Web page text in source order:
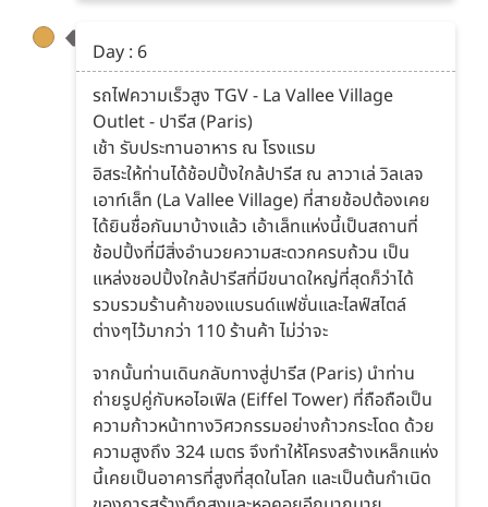
Day : 6
รถไฟความเร็วสูง TGV - La Vallee Village
Outlet - ปารีส (Paris)
เช้า รับประทานอาหาร ณ โรงแรม
อิสระให้ท่านได้ช้อปปิ้งใกล้ปารีส ณ ลาวาเล่ วิลเลจ
เอาท์เล็ท (La Vallee Village) ที่สายช้อปต้องเคย
ได้ยินชื่อกันมาบ้างแล้ว เอ้าเล็ทแห่งนี้เป็นสถานที่
ช้อปปิ้งที่มีสิ่งอำนวยความสะดวกครบถ้วน เป็น
แหล่งชอปปิ้งใกล้ปารีสที่มีขนาดใหญ่ที่สุดก็ว่าได้
รวบรวมร้านค้าของแบรนด์แฟชั่นและไลฟ์สไตล์
ต่างๆไว้มากว่า 110 ร้านค้า ไม่ว่าจะ
จากนั้นท่านเดินกลับทางสู่ปารีส (Paris) นำท่าน
ถ่ายรูปคู่กับหอไอเฟิล (Eiffel Tower) ที่ถือถือเป็น
ความก้าวหน้าทางวิศวกรรมอย่างก้าวกระโดด ด้วย
ความสูงถึง 324 เมตร จึงทำให้โครงสร้างเหล็กแห่ง
นี้เคยเป็นอาคารที่สูงที่สุดในโลก และเป็นต้นกำเนิด